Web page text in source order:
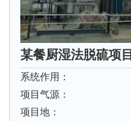
某餐厨湿法脱硫项目
系统作用：
项目气源：
项目地：